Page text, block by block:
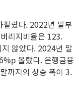
팔랐다. 2022년 말부
리지비율은 123.
않았다. 2024년 말
올랐다. 은행금융
까지의 상승 폭이 3.